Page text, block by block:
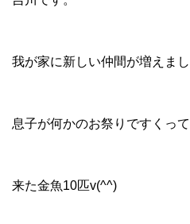
我が家に新しい仲間が増えま
息子が何かのお祭りですくって
来た金魚10匹v(^^)